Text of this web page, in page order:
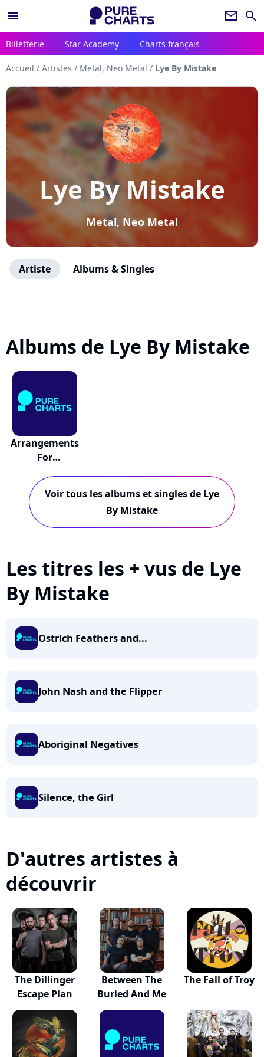
menu newsletter search
Billetterie Star Academy Charts français
Accueil / Artistes / Metal, Neo Metal / Lye By Mistake
Lye By Mistake
Metal, Neo Metal
Artiste Albums & Singles
Albums de Lye By Mistake
Arrangements
For
Voir tous les albums et singles de Lye
By Mistake
Les titres les + vus de Lye
By Mistake
Ostrich Feathers and...
John Nash and the Flipper
Aboriginal Negatives
Silence, the Girl
D'autres artistes à
découvrir
The Dillinger
Escape Plan
Between The
Buried And Me
The Fall of Troy